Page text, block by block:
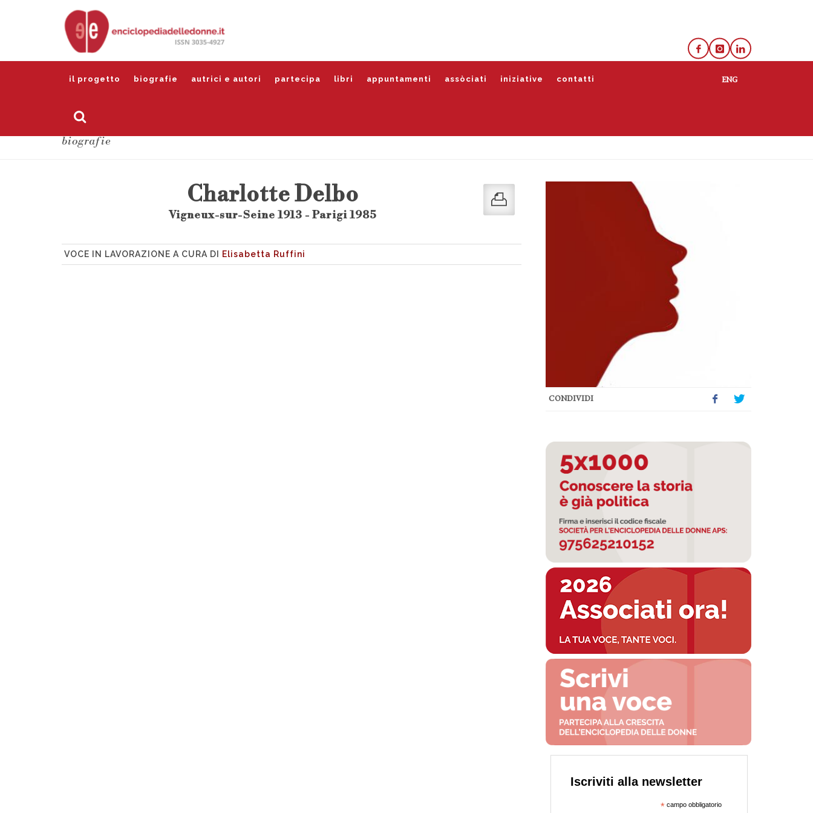
il progetto biografie autrici e autori partecipa libri appuntamenti assòciati iniziative contatti
biografie
CONDIVIDI
Charlotte Delbo
Vigneux-sur-Seine 1913 - Parigi 1985
VOCE IN LAVORAZIONE A CURA DI Elisabetta Ruffini